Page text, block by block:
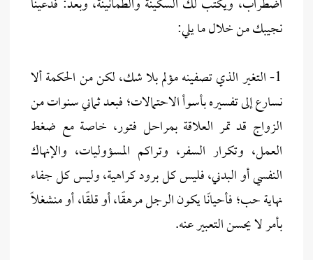
نجيبك من خلال ما يلي:
1- التغير الذي تصفينه مؤلم بلا شك، لكن من الحكمة ألا
نسارع إلى تفسيره بأسوأ الاحتمالات؛ فبعد ثماني سنوات من
الزواج قد تمر العلاقة بمراحل فتور، خاصة مع ضغط
العمل، وتكرار السفر، وتراكم المسؤوليات، والإنهاك
النفسي أو البدني، فليس كل برود كراهية، وليس كل جفاء
نهاية حب؛ فأحيانًا يكون الرجل مرهقًا، أو قلقًا، أو منشغلاً
بأمر لا يحسن التعبير عنه.